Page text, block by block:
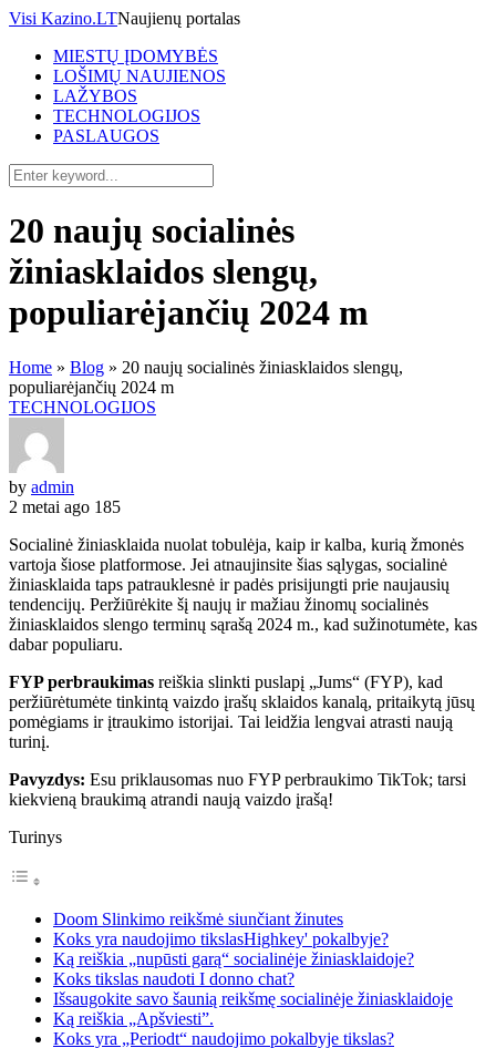
Visi Kazino.LTNaujienų portalas
MIESTŲ ĮDOMYBĖS
LOŠIMŲ NAUJIENOS
LAŽYBOS
TECHNOLOGIJOS
PASLAUGOS
20 naujų socialinės
žiniasklaidos slengų,
populiarėjančių 2024 m
Home » Blog » 20 naujų socialinės žiniasklaidos slengų,
populiarėjančių 2024 m
TECHNOLOGIJOS
by admin
2 metai ago 185
Socialinė žiniasklaida nuolat tobulėja, kaip ir kalba, kurią žmonės
vartoja šiose platformose. Jei atnaujinsite šias sąlygas, socialinė
žiniasklaida taps patrauklesnė ir padės prisijungti prie naujausių
tendencijų. Peržiūrėkite šį naujų ir mažiau žinomų socialinės
žiniasklaidos slengo terminų sąrašą 2024 m., kad sužinotumėte, kas
dabar populiaru.
FYP perbraukimas reiškia slinkti puslapį „Jums“ (FYP), kad
peržiūrėtumėte tinkintą vaizdo įrašų sklaidos kanalą, pritaikytą jūsų
pomėgiams ir įtraukimo istorijai. Tai leidžia lengvai atrasti naują
turinį.
Pavyzdys: Esu priklausomas nuo FYP perbraukimo TikTok; tarsi
kiekvieną braukimą atrandi naują vaizdo įrašą!
Turinys
Doom Slinkimo reikšmė siunčiant žinutes
Koks yra naudojimo tikslasHighkey' pokalbyje?
Ką reiškia „nupūsti garą“ socialinėje žiniasklaidoje?
Koks tikslas naudoti I donno chat?
Išsaugokite savo šaunią reikšmę socialinėje žiniasklaidoje
Ką reiškia „Apšviesti”.
Koks yra „Periodt“ naudojimo pokalbyje tikslas?